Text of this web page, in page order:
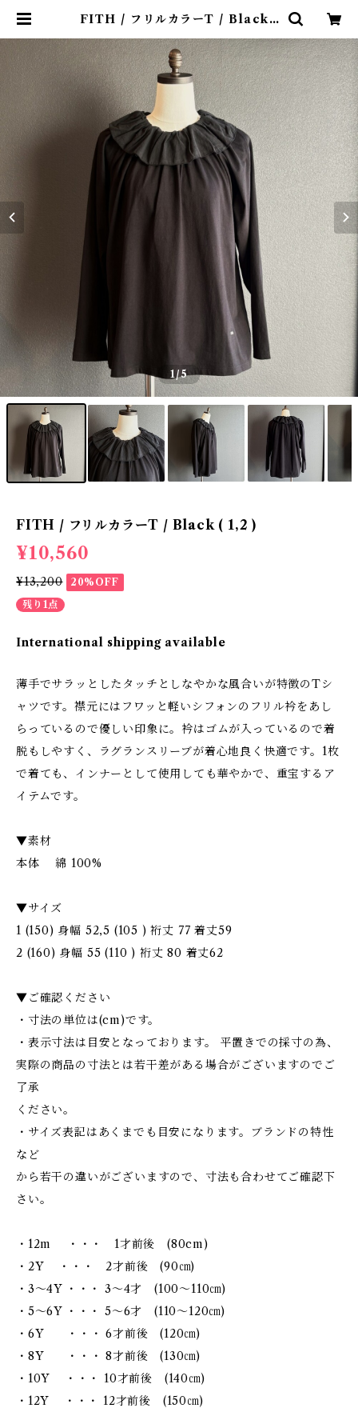
FITH / フリルカラーT / Black (
1/5
FITH / フリルカラーT / Black ( 1,2 )
¥10,560
¥13,200
20%OFF
残り1点
International shipping available
薄手でサラッとしたタッチとしなやかな風合いが特徴のTシ
ャツです。襟元にはフワッと軽いシフォンのフリル衿をあし
らっているので優しい印象に。衿はゴムが入っているので着
脱もしやすく、ラグランスリーブが着心地良く快適です。1枚
で着ても、インナーとして使用しても華やかで、重宝するア
イテムです。
▼素材
本体 綿 100%
▼サイズ
1 (150) 身幅 52,5 (105 ) 裄丈 77 着丈59
2 (160) 身幅 55 (110 ) 裄丈 80 着丈62
▼ご確認ください
・寸法の単位は(cm)です。
・表示寸法は目安となっております。 平置きでの採寸の為、
実際の商品の寸法とは若干差がある場合がございますのでご
了承
ください。
・サイズ表記はあくまでも目安になります。ブランドの特性
など
から若干の違いがございますので、寸法も合わせてご確認下
さい。
・12m ・・・ 1才前後 (80cm)
・2Y ・・・ 2才前後 (90㎝)
・3～4Y ・・・ 3～4才 (100～110㎝)
・5～6Y ・・・ 5～6才 (110～120㎝)
・6Y ・・・ 6才前後 (120㎝)
・8Y ・・・ 8才前後 (130㎝)
・10Y ・・・ 10才前後 (140㎝)
・12Y ・・・ 12才前後 (150㎝)